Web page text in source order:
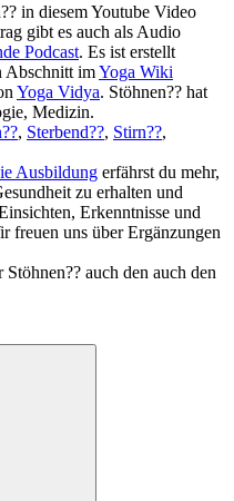
in diesem Youtube Video
gibt es auch als Audio
Podcast. Es ist erstellt
Abschnitt imYoga Wiki
Yoga Vidya. Stöhnen?? hat
Medizin.
, Sterbend??, Stirn??,
Ausbildung erfährst du mehr,
zu erhalten und
Erkenntnisse und
freuen uns über Ergänzungen
auch den auch den